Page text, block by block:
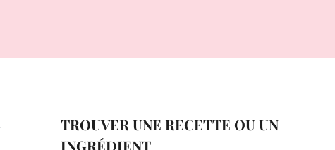
TROUVER UNE RECETTE OU UN
INGRÉDIENT